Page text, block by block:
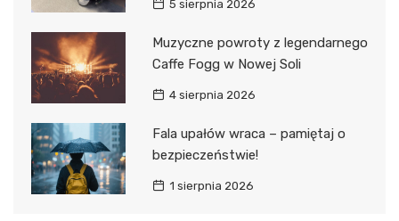
5 sierpnia 2026
Muzyczne powroty z legendarnego
Caffe Fogg w Nowej Soli
4 sierpnia 2026
Fala upałów wraca – pamiętaj o
bezpieczeństwie!
1 sierpnia 2026